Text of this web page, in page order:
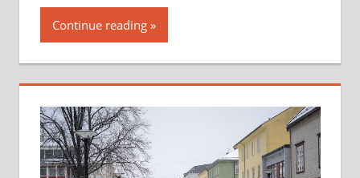
Continue reading